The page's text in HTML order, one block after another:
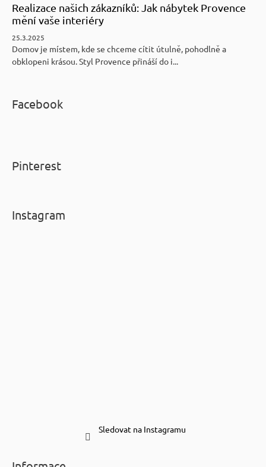
Realizace našich zákazníků: Jak nábytek Provence
mění vaše interiéry
25.3.2025
Domov je místem, kde se chceme cítit útulně, pohodlně a
obklopeni krásou. Styl Provence přináší do i...
Facebook
Pinterest
Instagram
Sledovat na Instagramu